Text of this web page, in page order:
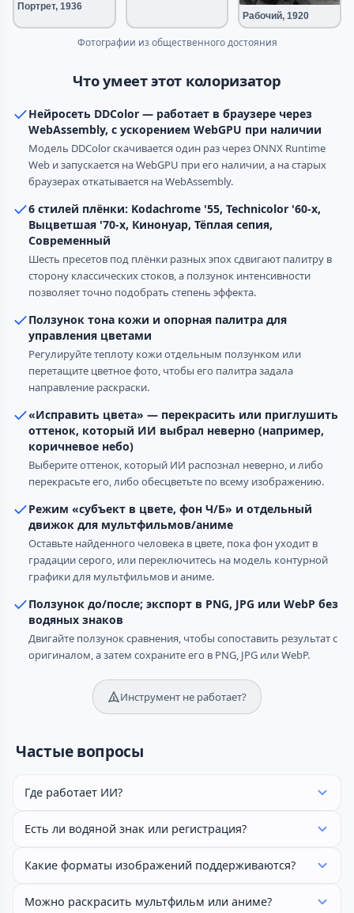
Портрет, 1936
Рабочий, 1920
Фотографии из общественного достояния
Что умеет этот колоризатор
Нейросеть DDColor — работает в браузере через
WebAssembly, с ускорением WebGPU при наличии
Модель DDColor скачивается один раз через ONNX Runtime
Web и запускается на WebGPU при его наличии, а на старых
браузерах откатывается на WebAssembly.
6 стилей плёнки: Kodachrome '55, Technicolor '60-х,
Выцветшая '70-х, Кинонуар, Тёплая сепия,
Современный
Шесть пресетов под плёнки разных эпох сдвигают палитру в
сторону классических стоков, а ползунок интенсивности
позволяет точно подобрать степень эффекта.
Ползунок тона кожи и опорная палитра для
управления цветами
Регулируйте теплоту кожи отдельным ползунком или
перетащите цветное фото, чтобы его палитра задала
направление раскраски.
«Исправить цвета» — перекрасить или приглушить
оттенок, который ИИ выбрал неверно (например,
коричневое небо)
Выберите оттенок, который ИИ распознал неверно, и либо
перекрасьте его, либо обесцветьте по всему изображению.
Режим «субъект в цвете, фон Ч/Б» и отдельный
движок для мультфильмов/аниме
Оставьте найденного человека в цвете, пока фон уходит в
градации серого, или переключитесь на модель контурной
графики для мультфильмов и аниме.
Ползунок до/после; экспорт в PNG, JPG или WebP без
водяных знаков
Двигайте ползунок сравнения, чтобы сопоставить результат с
оригиналом, а затем сохраните его в PNG, JPG или WebP.
Инструмент не работает?
Частые вопросы
Где работает ИИ?
Есть ли водяной знак или регистрация?
Какие форматы изображений поддерживаются?
Можно раскрасить мультфильм или аниме?